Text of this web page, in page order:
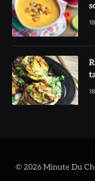
© 2026 Minute Du